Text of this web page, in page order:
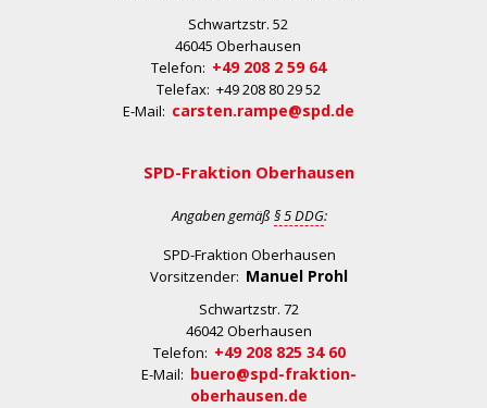
Schwartzstr. 52
46045 Oberhausen
Telefon: +49 208 2 59 64
Telefax: +49 208 80 29 52
E-Mail: carsten.rampe@spd.de
SPD-Fraktion Oberhausen
Angaben gemäß § 5 DDG:
SPD-Fraktion Oberhausen
Vorsitzender: Manuel Prohl
Schwartzstr. 72
46042 Oberhausen
Telefon: +49 208 825 34 60
E-Mail: buero@spd-fraktion-
oberhausen.de